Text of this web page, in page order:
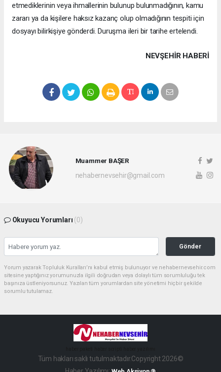
etmediklerinin veya ihmallerinin bulunup bulunmadığının, kamu
zararı ya da kişilere haksız kazanç olup olmadığının tespiti için
dosyayı bilirkişiye gönderdi. Duruşma ileri bir tarihe ertelendi.
NEVŞEHIR HABERİ
Muammer BAŞER
nehabernevsehir@gmail.com
Okuyucu Yorumları (0)
Gönder
Yorum yazarak Topluluk Kuralları’nı kabul etmiş bulunuyor ve nehabernevsehir.com
sitesine yaptığınız yorumunuzla ilgili doğrudan veya dolaylı tüm sorumluluğu tek
başınıza üstleniyorsunuz. Yazılan tüm yorumlardan site yönetimi hiçbir şekilde
sorumlu tutulamaz.
Tüm hakları saklı tutulmaktadır.Copyright 2026©